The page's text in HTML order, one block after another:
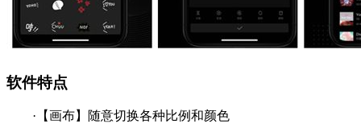
软件特点
·【画布】随意切换各种比例和颜色